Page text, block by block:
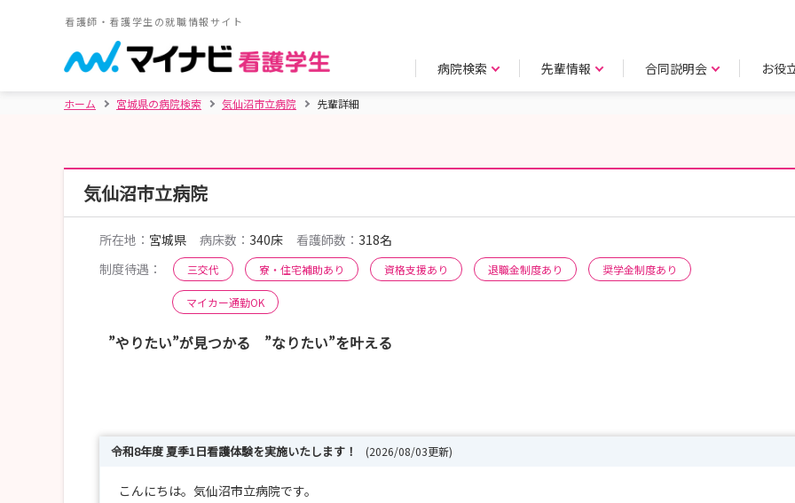
看護師・看護学生の就職情報サイト
病院検索 先輩情報 合同説明会 お役
ホーム 宮城県の病院検索 気仙沼市立病院 先輩詳細
気仙沼市立病院
所在地： 宮城県 病床数： 340床 看護師数： 318名
制度待遇：
三交代 寮・住宅補助あり 資格支援あり 退職金制度あり 奨学金制度あり
マイカー通勤OK
”やりたい”が見つかる ”なりたい”を叶える
令和8年度 夏季1日看護体験を実施いたします！ (2026/08/03更新)
こんにちは。気仙沼市立病院です。